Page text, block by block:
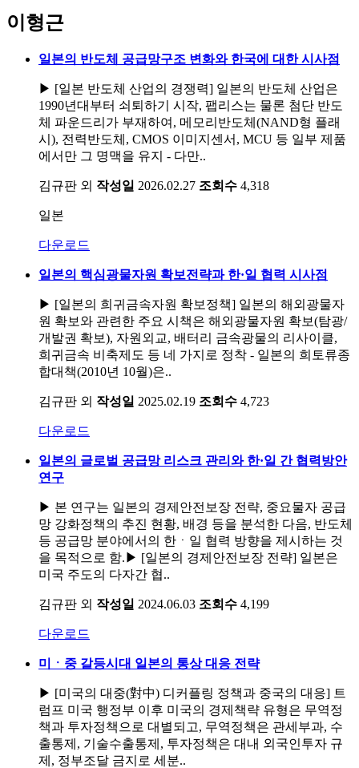
이형근
일본의 반도체 공급망구조 변화와 한국에 대한 시사점
▶ [일본 반도체 산업의 경쟁력] 일본의 반도체 산업은
1990년대부터 쇠퇴하기 시작, 팹리스는 물론 첨단 반도
체 파운드리가 부재하여, 메모리반도체(NAND형 플래
시), 전력반도체, CMOS 이미지센서, MCU 등 일부 제품
에서만 그 명맥을 유지 - 다만..
김규판 외 작성일 2026.02.27 조회수 4,318
일본
다운로드
일본의 핵심광물자원 확보전략과 한·일 협력 시사점
▶ [일본의 희귀금속자원 확보정책] 일본의 해외광물자
원 확보와 관련한 주요 시책은 해외광물자원 확보(탐광/
개발권 확보), 자원외교, 배터리 금속광물의 리사이클,
희귀금속 비축제도 등 네 가지로 정착 - 일본의 희토류종
합대책(2010년 10월)은..
김규판 외 작성일 2025.02.19 조회수 4,723
다운로드
일본의 글로벌 공급망 리스크 관리와 한·일 간 협력방안
연구
▶ 본 연구는 일본의 경제안전보장 전략, 중요물자 공급
망 강화정책의 추진 현황, 배경 등을 분석한 다음, 반도체
등 공급망 분야에서의 한ㆍ일 협력 방향을 제시하는 것
을 목적으로 함.▶ [일본의 경제안전보장 전략] 일본은
미국 주도의 다자간 협..
김규판 외 작성일 2024.06.03 조회수 4,199
다운로드
미ㆍ중 갈등시대 일본의 통상 대응 전략
▶ [미국의 대중(對中) 디커플링 정책과 중국의 대응] 트
럼프 미국 행정부 이후 미국의 경제책략 유형은 무역정
책과 투자정책으로 대별되고, 무역정책은 관세부과, 수
출통제, 기술수출통제, 투자정책은 대내 외국인투자 규
제, 정부조달 금지로 세분..